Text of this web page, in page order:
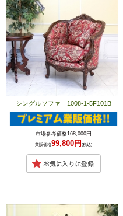
シングルソファ 1008-1-5F101B
市場参考価格168,000円
業販価格99,800円(税込)